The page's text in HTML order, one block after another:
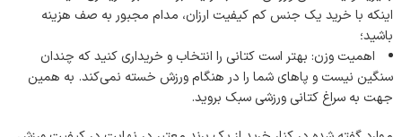
اینکه با خرید یک جنس کم کیفیت ارزان، مدام مجبور به صف هزینه
باشید؛
اهمیت وزن: بهتر است کتانی را انتخاب و خریداری کنید که چندان
سنگین نیست و پاهای شما را در هنگام ورزش خسته نمی‌کند. به همین
جهت به سراغ کتانی ورزشی سبک بروید.